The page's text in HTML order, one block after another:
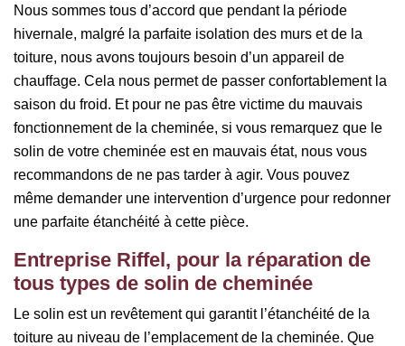
Nous sommes tous d’accord que pendant la période
hivernale, malgré la parfaite isolation des murs et de la
toiture, nous avons toujours besoin d’un appareil de
chauffage. Cela nous permet de passer confortablement la
saison du froid. Et pour ne pas être victime du mauvais
fonctionnement de la cheminée, si vous remarquez que le
solin de votre cheminée est en mauvais état, nous vous
recommandons de ne pas tarder à agir. Vous pouvez
même demander une intervention d’urgence pour redonner
une parfaite étanchéité à cette pièce.
Entreprise Riffel, pour la réparation de
tous types de solin de cheminée
Le solin est un revêtement qui garantit l’étanchéité de la
toiture au niveau de l’emplacement de la cheminée. Que